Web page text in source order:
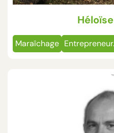
Maraîchage